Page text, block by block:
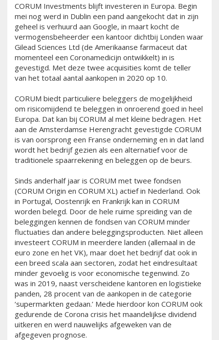
CORUM Investments blijft investeren in Europa. Begin
mei nog werd in Dublin een pand aangekocht dat in zijn
geheel is verhuurd aan Google, in maart kocht de
vermogensbeheerder een kantoor dichtbij Londen waar
Gilead Sciences Ltd (de Amerikaanse farmaceut dat
momenteel een Coronamedicijn ontwikkelt) in is
gevestigd. Met deze twee acquisities komt de teller
van het totaal aantal aankopen in 2020 op 10.
CORUM biedt particuliere beleggers de mogelijkheid
om risicomijdend te beleggen in onroerend goed in heel
Europa. Dat kan bij CORUM al met kleine bedragen. Het
aan de Amsterdamse Herengracht gevestigde CORUM
is van oorsprong een Franse onderneming en in dat land
wordt het bedrijf gezien als een alternatief voor de
traditionele spaarrekening en beleggen op de beurs.
Sinds anderhalf jaar is CORUM met twee fondsen
(CORUM Origin en CORUM XL) actief in Nederland. Ook
in Portugal, Oostenrijk en Frankrijk kan in CORUM
worden belegd. Door de hele ruime spreiding van de
beleggingen kennen de fondsen van CORUM minder
fluctuaties dan andere beleggingsproducten. Niet alleen
investeert CORUM in meerdere landen (allemaal in de
euro zone en het VK), maar doet het bedrijf dat ook in
een breed scala aan sectoren, zodat het eindresultaat
minder gevoelig is voor economische tegenwind. Zo
was in 2019, naast verscheidene kantoren en logistieke
panden, 28 procent van de aankopen in de categorie
‘supermarkten gedaan.’ Mede hierdoor kon CORUM ook
gedurende de Corona crisis het maandelijkse dividend
uitkeren en werd nauwelijks afgeweken van de
afgegeven prognose.